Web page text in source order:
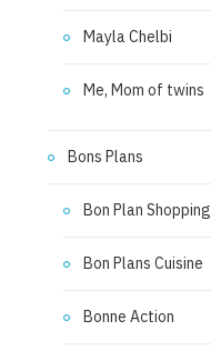
Mayla Chelbi
Me, Mom of twins
Bons Plans
Bon Plan Shopping
Bon Plans Cuisine
Bonne Action